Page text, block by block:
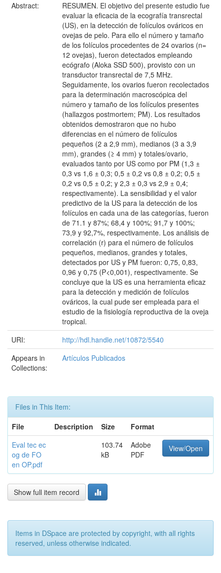
Abstract:
RESUMEN. El objetivo del presente estudio fue
evaluar la eficacia de la ecografía transrectal
(US), en la detección de folículos ováricos en
ovejas de pelo. Para ello el número y tamaño
de los folículos procedentes de 24 ovarios (n=
12 ovejas), fueron detectados empleando
ecógrafo (Aloka SSD 500), provisto con un
transductor transrectal de 7,5 MHz.
Seguidamente, los ovarios fueron recolectados
para la determinación macroscópica del
número y tamaño de los folículos presentes
(hallazgos postmortem; PM). Los resultados
obtenidos demostraron que no hubo
diferencias en el número de folículos
pequeños (2 a 2,9 mm), medianos (3 a 3,9
mm), grandes (≥ 4 mm) y totales/ovario,
evaluados tanto por US como por PM (1,3 ±
0,3 vs 1,6 ± 0,3; 0,5 ± 0,2 vs 0,8 ± 0,2; 0,5 ±
0,2 vs 0,5 ± 0,2; y 2,3 ± 0,3 vs 2,9 ± 0,4;
respectivamente). La sensibilidad y el valor
predictivo de la US para la detección de los
folículos en cada una de las categorías, fueron
de 71.1 y 87%; 68,4 y 100%; 91,7 y 100%;
73,9 y 92,7%, respectivamente. Los análisis de
correlación (r) para el número de folículos
pequeños, medianos, grandes y totales,
detectados por US y PM fueron: 0,75, 0,83,
0,96 y 0,75 (P<0,001), respectivamente. Se
concluye que la US es una herramienta eficaz
para la detección y medición de folículos
ováricos, la cual pude ser empleada para el
estudio de la fisiología reproductiva de la oveja
tropical.
URI:
http://hdl.handle.net/10872/5540
Appears in
Collections:
Artículos Publicados
Files in This Item:
File
Description Size
Format
Eval tec ec
og de FO
en OP.pdf
103.74
kB
Adobe
PDF
View/Open
Show full item record
Items in DSpace are protected by copyright, with all rights
reserved, unless otherwise indicated.